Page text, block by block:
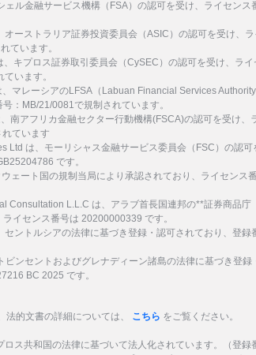
ェル金融サービス機構（FSA）の認可を受け、ライセンス
オーストラリア証券投資委員会（ASIC）の認可を受け、
ています。
、キプロス証券取引委員会（CySEC）の認可を受け、ライ
います。
マレーシアのLFSA（Labuan Financial Services
：MB/21/0081で規制されています。
南アフリカ金融セクター行動機構(FSCA)の認可を受け、
ています
Ltd は、モーリシャス金融サービス委員会（FSC）の認可
です。
ェート国の規制当局により承認されており、ライセンス
Consultation L.L.C は、アラブ首長国連邦の**証券商品庁
イセンス番号は 20200000339 です。
セントルシアの法律に基づき登録・認可されており、登録
ビンセントおよびグレナディーン諸島の法律に基づき登録
BC 2025 です。
法的文書の詳細については、 こちら をご覧ください。
ロス共和国の法律に基づいて法人化されています。（登録